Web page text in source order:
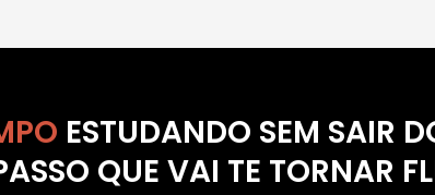
ESTUDANDO SEM SAIR
QUE VAI TE TORNAR